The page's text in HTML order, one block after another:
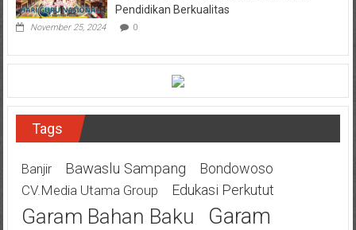
Pendidikan Berkualitas
November 25, 2024 0
Tags
Banjir Bawaslu Sampang Bondowoso
CV.Media Utama Group Edukasi Perkutut
Garam Bahan Baku
Garam